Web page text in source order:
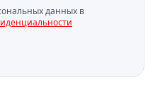
данных в